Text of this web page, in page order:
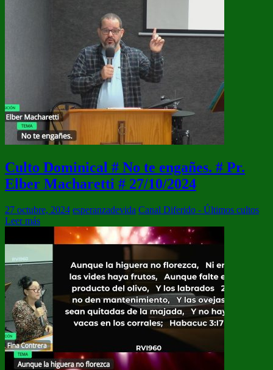
Culto Dominical # No te engañes. # Pr.
Elber Macharetti # 27/10/2024
27 octubre, 2024 esperanzadevida Canal Diferido - Últimos cultos
Leer más